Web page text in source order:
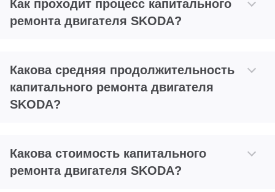
Как проходит процесс капитального
ремонта двигателя SKODA?
Какова средняя продолжительность
капитального ремонта двигателя
SKODA?
Какова стоимость капитального
ремонта двигателя SKODA?